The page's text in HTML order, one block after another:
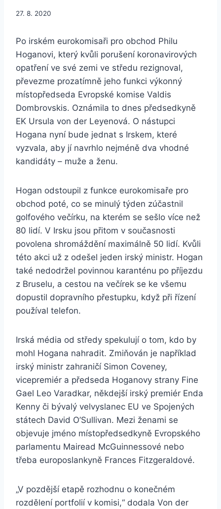
27. 8. 2020
Po irském eurokomisaři pro obchod Philu
Hoganovi, který kvůli porušení koronavirových
opatření ve své zemi ve středu rezignoval,
převezme prozatímně jeho funkci výkonný
místopředseda Evropské komise Valdis
Dombrovskis. Oznámila to dnes předsedkyně
EK Ursula von der Leyenová. O nástupci
Hogana nyní bude jednat s Irskem, které
vyzvala, aby jí navrhlo nejméně dva vhodné
kandidáty – muže a ženu.
Hogan odstoupil z funkce eurokomisaře pro
obchod poté, co se minulý týden zúčastnil
golfového večírku, na kterém se sešlo více než
80 lidí. V Irsku jsou přitom v současnosti
povolena shromáždění maximálně 50 lidí. Kvůli
této akci už z odešel jeden irský ministr. Hogan
také nedodržel povinnou karanténu po příjezdu
z Bruselu, a cestou na večírek se ke všemu
dopustil dopravního přestupku, když při řízení
používal telefon.
Irská média od středy spekulují o tom, kdo by
mohl Hogana nahradit. Zmiňován je například
irský ministr zahraničí Simon Coveney,
vicepremiér a předseda Hoganovy strany Fine
Gael Leo Varadkar, někdejší irský premiér Enda
Kenny či bývalý velvyslanec EU ve Spojených
státech David O’Sullivan. Mezi ženami se
objevuje jméno místopředsedkyně Evropského
parlamentu Mairead McGuinnessové nebo
třeba europoslankyně Frances Fitzgeraldové.
„V pozdější etapě rozhodnu o konečném
rozdělení portfolií v komisi,“ dodala Von der